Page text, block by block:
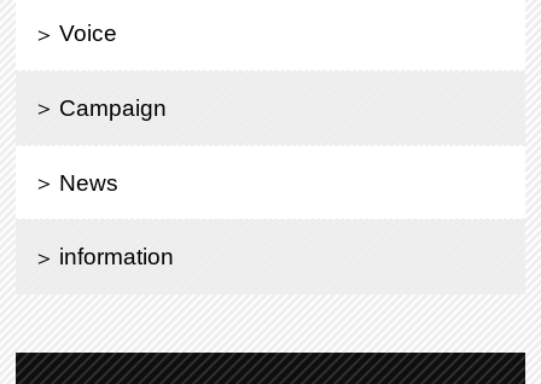
Voice
Campaign
News
information